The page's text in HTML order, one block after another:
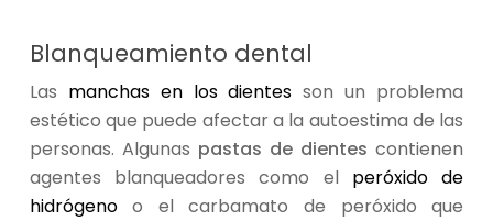
Blanqueamiento dental
Las manchas en los dientes son un problema
estético que puede afectar a la autoestima de las
personas. Algunas pastas de dientes contienen
agentes blanqueadores como el peróxido de
hidrógenoo el carbamato de peróxido que